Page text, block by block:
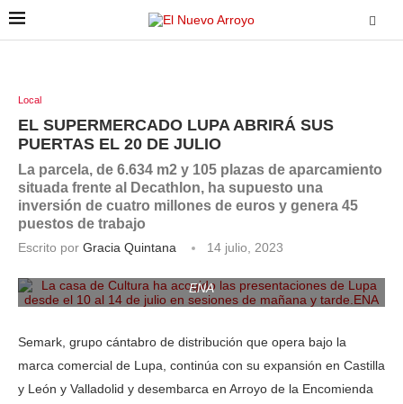
Local
EL SUPERMERCADO LUPA ABRIRÁ SUS
PUERTAS EL 20 DE JULIO
La parcela, de 6.634 m2 y 105 plazas de aparcamiento
situada frente al Decathlon, ha supuesto una
inversión de cuatro millones de euros y genera 45
puestos de trabajo
Escrito por Gracia Quintana 14 julio, 2023
La casa de Cultura ha acogido las presentaciones de Lupa
ENA
Semark, grupo cántabro de distribución que opera bajo la
marca comercial de Lupa, continúa con su expansión en Castilla
y León y Valladolid y desembarca en Arroyo de la Encomienda